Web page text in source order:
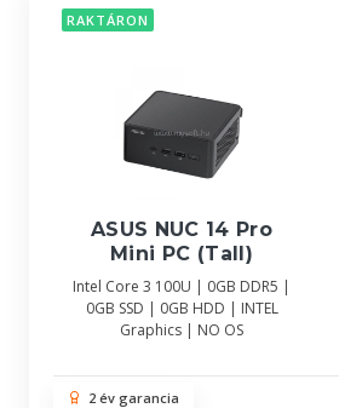
RAKTÁRON
ASUS NUC 14 Pro
Mini PC (Tall)
Intel Core 3 100U | 0GB DDR5 |
0GB SSD | 0GB HDD | INTEL
Graphics | NO OS
2 év garancia